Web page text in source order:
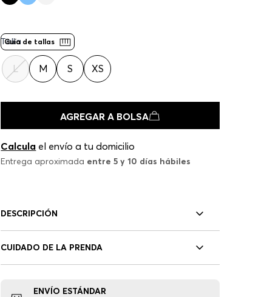
Guía de tallas
Talla
L M S XS
AGREGAR A BOLSA
Calcula el envío a tu domicilio
Entrega aproximada entre 5 y 10 días hábiles
DESCRIPCIÓN
CUIDADO DE LA PRENDA
ENVÍO ESTÁNDAR